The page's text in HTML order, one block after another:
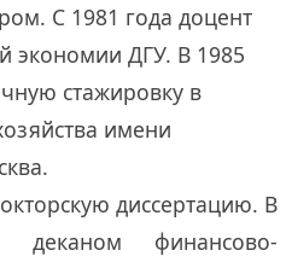
С 1981 года доцент
экономии ДГУ. В 1985
стажировку в
имени
диссертацию. В
финансово-